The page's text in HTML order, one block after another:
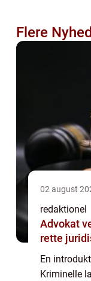
Flere
02 august
redaktionel
Advokat vejen sådan
rette
En
Kriminelle